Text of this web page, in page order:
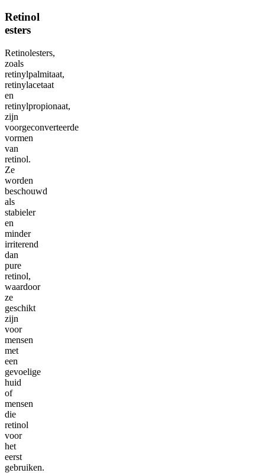
Retinol
esters
Retinolesters,
zoals
retinylpalmitaat,
retinylacetaat
en
retinylpropionaat,
zijn
voorgeconverteerde
vormen
van
retinol.
Ze
worden
beschouwd
als
stabieler
en
minder
irriterend
dan
pure
retinol,
waardoor
ze
geschikt
zijn
voor
mensen
met
een
gevoelige
huid
of
mensen
die
retinol
voor
het
eerst
gebruiken.